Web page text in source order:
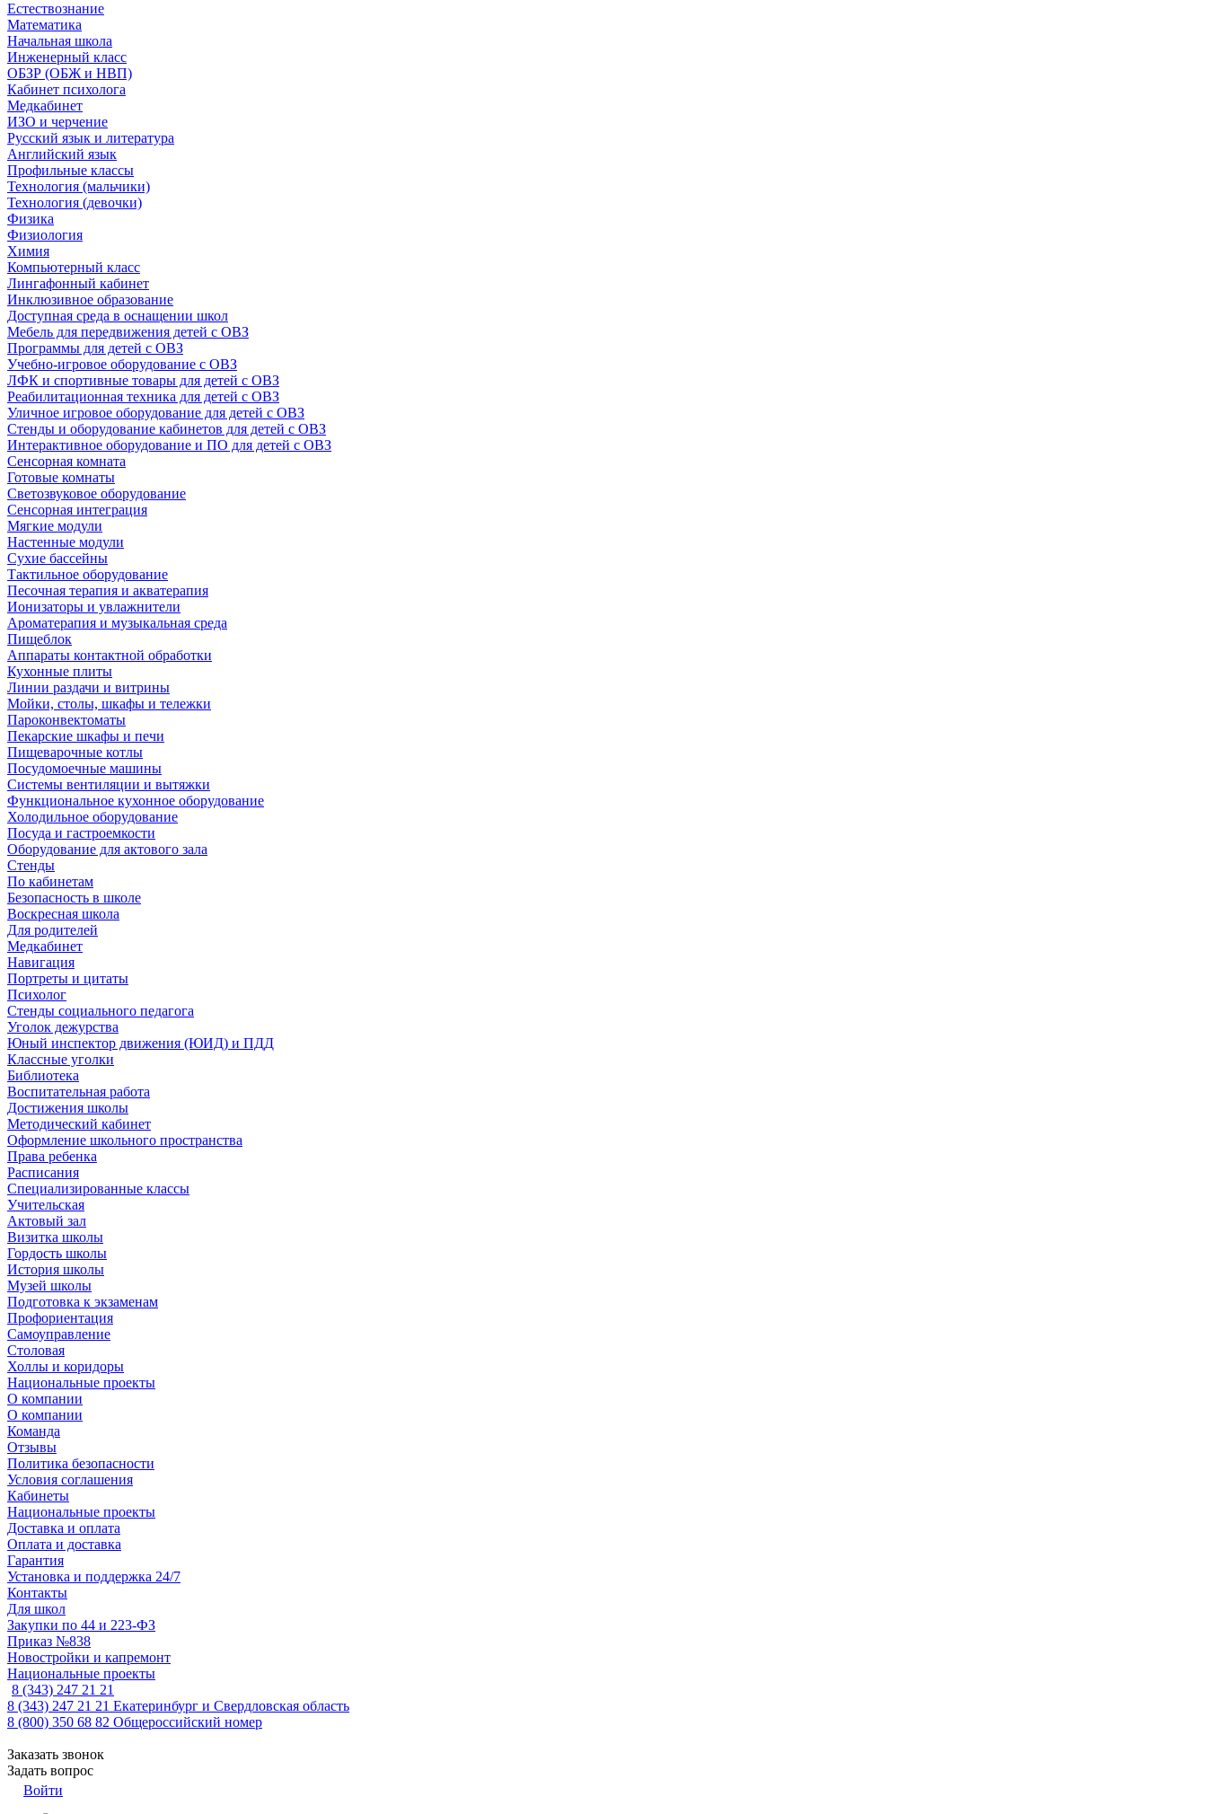
Естествознание
Математика
Начальная школа
Инженерный класс
ОБЗР (ОБЖ и НВП)
Кабинет психолога
Медкабинет
ИЗО и черчение
Русский язык и литература
Английский язык
Профильные классы
Технология (мальчики)
Технология (девочки)
Физика
Физиология
Химия
Компьютерный класс
Лингафонный кабинет
Инклюзивное образование
Доступная среда в оснащении школ
Мебель для передвижения детей с ОВЗ
Программы для детей с ОВЗ
Учебно-игровое оборудование с ОВЗ
ЛФК и спортивные товары для детей с ОВЗ
Реабилитационная техника для детей с ОВЗ
Уличное игровое оборудование для детей с ОВЗ
Стенды и оборудование кабинетов для детей с ОВЗ
Интерактивное оборудование и ПО для детей с ОВЗ
Сенсорная комната
Готовые комнаты
Светозвуковое оборудование
Сенсорная интеграция
Мягкие модули
Настенные модули
Сухие бассейны
Тактильное оборудование
Песочная терапия и акватерапия
Ионизаторы и увлажнители
Ароматерапия и музыкальная среда
Пищеблок
Аппараты контактной обработки
Кухонные плиты
Линии раздачи и витрины
Мойки, столы, шкафы и тележки
Пароконвектоматы
Пекарские шкафы и печи
Пищеварочные котлы
Посудомоечные машины
Системы вентиляции и вытяжки
Функциональное кухонное оборудование
Холодильное оборудование
Посуда и гастроемкости
Оборудование для актового зала
Стенды
По кабинетам
Безопасность в школе
Воскресная школа
Для родителей
Медкабинет
Навигация
Портреты и цитаты
Психолог
Стенды социального педагога
Уголок дежурства
Юный инспектор движения (ЮИД) и ПДД
Классные уголки
Библиотека
Воспитательная работа
Достижения школы
Методический кабинет
Оформление школьного пространства
Права ребенка
Расписания
Специализированные классы
Учительская
Актовый зал
Визитка школы
Гордость школы
История школы
Музей школы
Подготовка к экзаменам
Профориентация
Самоуправление
Столовая
Холлы и коридоры
Национальные проекты
О компании
О компании
Команда
Отзывы
Политика безопасности
Условия соглашения
Кабинеты
Национальные проекты
Доставка и оплата
Оплата и доставка
Гарантия
Установка и поддержка 24/7
Контакты
Для школ
Закупки по 44 и 223-ФЗ
Приказ №838
Новостройки и капремонт
Национальные проекты
8 (343) 247 21 21
8 (343) 247 21 21 Екатеринбург и Свердловская область
8 (800) 350 68 82 Общероссийский номер
Заказать звонок
Задать вопрос
Войти